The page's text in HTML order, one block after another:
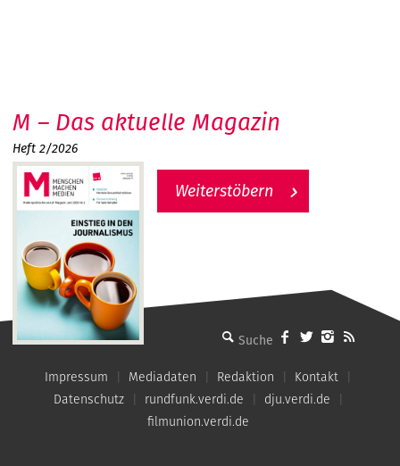
MMM - Menschen machen Medien
M – Das aktuelle Magazin
Heft 2/2026
Weiterstöbern
Impressum Mediadaten Redaktion
Kontakt
Datenschutz
rundfunk.verdi.de
dju.verdi.de
filmunion.verdi.de